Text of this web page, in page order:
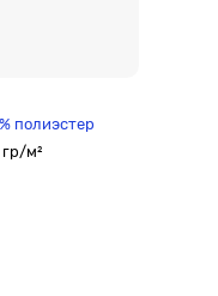
полиэстер
м²